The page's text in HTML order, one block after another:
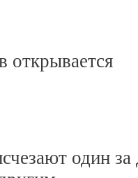
открывается
один за